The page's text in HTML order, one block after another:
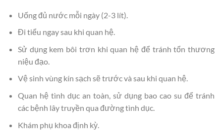
Uống đủ nước mỗi ngày (2-3 lít).
Đi tiểu ngay sau khi quan hệ.
Sử dụng kem bôi trơn khi quan hệ để tránh tổn thương
niệu đạo.
Vệ sinh vùng kín sạch sẽ trước và sau khi quan hệ.
Quan hệ tình dục an toàn, sử dụng bao cao su để tránh
các bệnh lây truyền qua đường tình dục.
Khám phụ khoa định kỳ.